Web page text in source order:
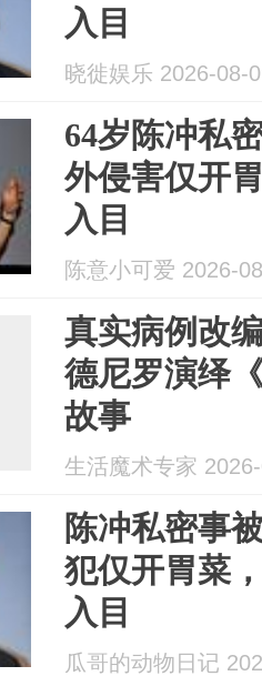
入目
晓徙娱乐 2026-08-
64岁陈冲私
外侵害仅开
入目
陈意小可爱 2026-
真实病例改
德尼罗演绎
故事
生活魔术专家
陈冲私密事
犯仅开胃菜
入目
瓜哥的动物日记